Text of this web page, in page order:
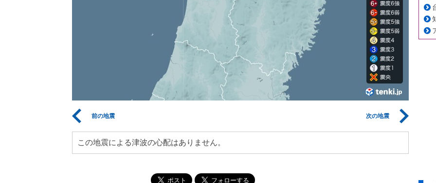
前の地震 次の地震
この地震による津波の心配はありません。